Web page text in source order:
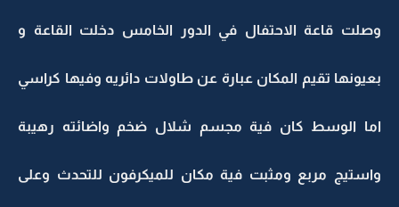
وصلت قاعة الاحتفال في الدور الخامس دخلت القاعة و
بعيونها تقيم المكان عبارة عن طاولات دائريه وفيها كراسي
اما الوسط كان فية مجسم شلال ضخم واضائته رهيبة
واستيج مربع ومثبت فية مكان للميكرفون للتحدث وعلى